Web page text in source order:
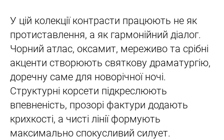
У цій колекції контрасти працюють не як
протиставлення, а як гармонійний діалог.
Чорний атлас, оксамит, мереживо та срібні
акценти створюють святкову драматургію,
доречну саме для новорічної ночі.
Структурні корсети підкреслюють
впевненість, прозорі фактури додають
крихкості, а чисті лінії формують
максимально спокусливий силует.